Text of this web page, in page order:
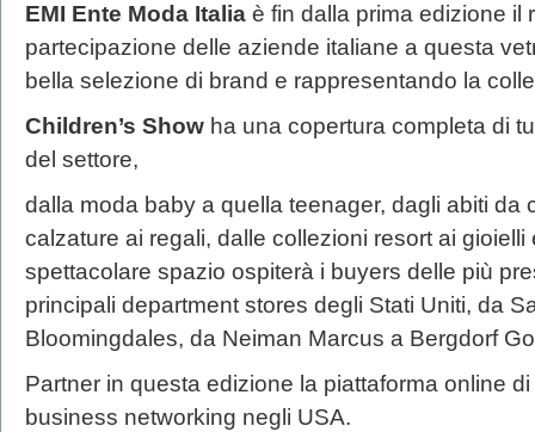
EMI Ente Moda Italia è fin dalla prima edizione il
partecipazione delle aziende italiane a questa
bella selezione di brand e rappresentando la
Children’s Show ha una copertura completa di
del settore,
dalla moda baby a quella teenager, dagli abiti da
calzature ai regali, dalle collezioni resort ai
spettacolare spazio ospiterà i buyers delle più
principali department stores degli Stati Uniti, da
Bloomingdales, da Neiman Marcus a Bergdorf
Partner in questa edizione la piattaforma online
business networking negli USA.